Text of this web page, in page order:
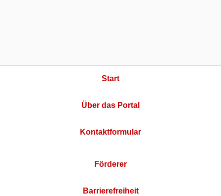
Start
Über das Portal
Kontaktformular
Förderer
Barrierefreiheit